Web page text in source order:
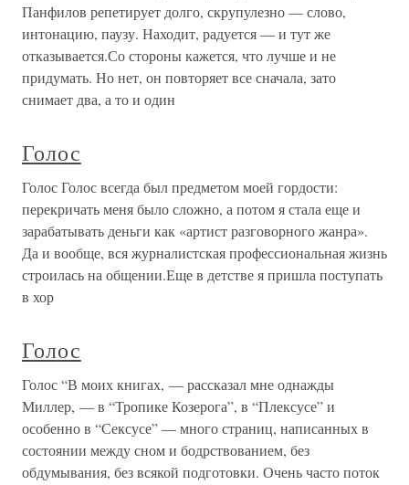
Панфилов репетирует долго, скрупулезно — слово,
интонацию, паузу. Находит, радуется — и тут же
отказывается.Со стороны кажется, что лучше и не
придумать. Но нет, он повторяет все сначала, зато
снимает два, а то и один
Голос
Голос Голос всегда был предметом моей гордости:
перекричать меня было сложно, а потом я стала еще и
зарабатывать деньги как «артист разговорного жанра».
Да и вообще, вся журналистская профессиональная жизнь
строилась на общении.Еще в детстве я пришла поступать
в хор
Голос
Голос “В моих книгах, — рассказал мне однажды
Миллер, — в “Тропике Козерога”, в “Плексусе” и
особенно в “Сексусе” — много страниц, написанных в
состоянии между сном и бодрствованием, без
обдумывания, без всякой подготовки. Очень часто поток